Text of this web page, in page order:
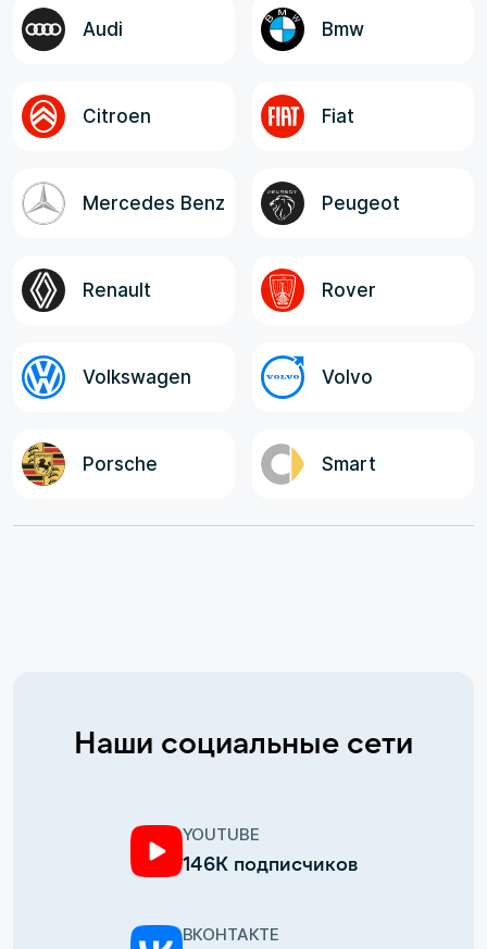
логистов и экспедитора. Все
ответственные лица, в целом, отзывчивые,
Audi Bmw
Citroen Fiat
Mercedes Benz Peugeot
Renault Rover
Volkswagen Volvo
Porsche Smart
Наши социальные сети
YOUTUBE
146К подписчиков
ВКОНТАКТЕ